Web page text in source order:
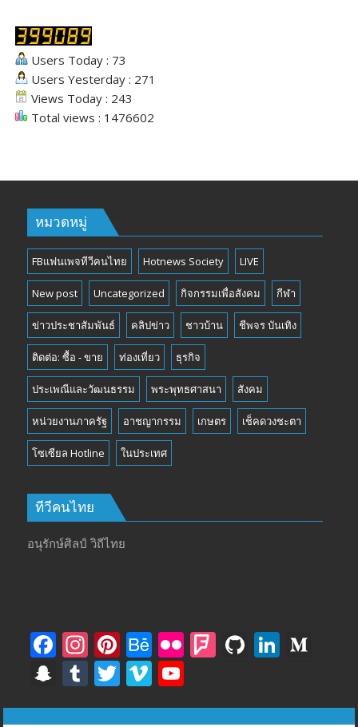
Users Today : 73
Users Yesterday : 271
Views Today : 243
Total views : 1476602
หมวดหมู่
FBแฟนเพจทีวีคนไทย Hotnews Society LIVE
New post Uncategorized กิจกรรมเพื่อสังคม กีฬา
ข่าวประชาสัมพันธ์ คลิปข่าว ชาวบ้าน ชีพจร บันเทิง
ติดต่อ: ซื้อ - ขาย ท่องเที่ยว ธุรกิจ
ประเพณีและวัฒนธรรม พระพุทธศาสนา สังคม
หน่วยงานภาครัฐ อาชญากรรม เกษตร เช็คดวงชะตา
โซเซียล Hotline ในประเทศ
ทีวีคนไทย
อนุรักษ์ศิลป์ วิถีไทย
F
ac
e
In
st
a
Pi
nt
er
B
e
h
Fli F Gi Li
S
n
T
u
T
w
Vi
m o